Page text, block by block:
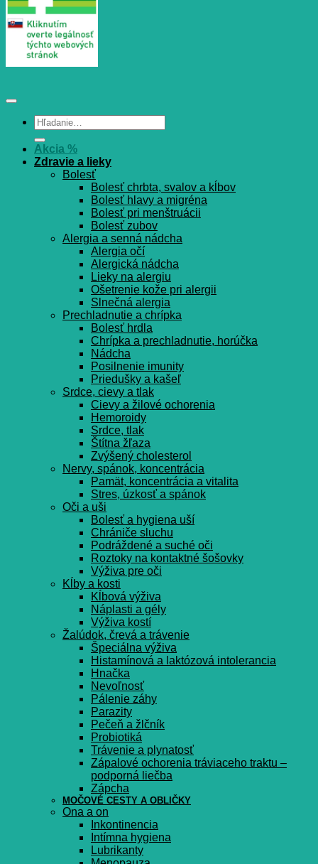
Hľadať:
Akcia %
Zdravie a lieky
Bolesť
Bolesť chrbta, svalov a kĺbov
Bolesť hlavy a migréna
Bolesť pri menštruácii
Bolesť zubov
Alergia a senná nádcha
Alergia očí
Alergická nádcha
Lieky na alergiu
Ošetrenie kože pri alergii
Slnečná alergia
Prechladnutie a chrípka
Bolesť hrdla
Chrípka a prechladnutie, horúčka
Nádcha
Posilnenie imunity
Priedušky a kašeľ
Srdce, cievy a tlak
Cievy a žilové ochorenia
Hemoroidy
Srdce, tlak
Štítna žľaza
Zvýšený cholesterol
Nervy, spánok, koncentrácia
Pamät, koncentrácia a vitalita
Stres, úzkosť a spánok
Oči a uši
Bolesť a hygiena uší
Chrániče sluchu
Podráždené a suché oči
Roztoky na kontaktné šošovky
Výživa pre oči
Kĺby a kosti
Kĺbová výživa
Náplasti a gély
Výživa kostí
Žalúdok, črevá a trávenie
Špeciálna výživa
Histamínová a laktózová intolerancia
Hnačka
Nevoľnosť
Pálenie záhy
Parazity
Pečeň a žlčník
Probiotiká
Trávenie a plynatosť
Zápalové ochorenia tráviaceho traktu –
podporná liečba
Zápcha
MOČOVÉ CESTY A OBLIČKY
Ona a on
Inkontinencia
Intímna hygiena
Lubrikanty